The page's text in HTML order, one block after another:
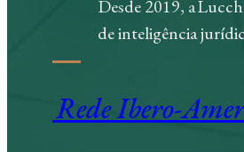
Desde 2019, a
de inteligência
Rede Ibero-